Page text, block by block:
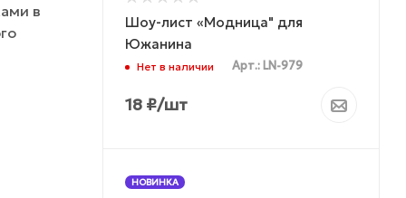
в
Шоу-лист «Модница" для
Южанина
Нет в наличии Арт.: LN-979
18 ₽/шт
НОВИНКА